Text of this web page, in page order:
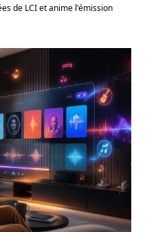
de LCI et anime l'émission